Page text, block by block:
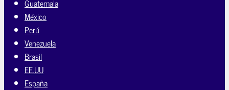
Guatemala
México
Perú
Venezuela
Brasil
EE.UU
España